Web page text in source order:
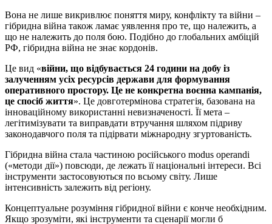
Вона не лише викривлює поняття миру, конфлікту та війни –
гібридна війна також ламає уявлення про те, що належить, а
що не належить до поля бою. Подібно до глобальних амбіцій
РФ, гібридна війна не знає кордонів.
Це вид «війни, що відбувається 24 години на добу із
залученням усіх ресурсів держави для формування
оперативного простору. Це не конкретна воєнна кампанія,
це спосіб життя». Це довготермінова стратегія, базована на
інноваційному використанні невизначеності. Її мета –
легітимізувати та виправдати втручання шляхом підриву
законодавчого поля та підірвати міжнародну згуртованість.
Гібридна війна стала частиною російського modus operandi
(«методи дії») повсюди, де лежать її національні інтереси. Всі
інструменти застосовуються по всьому світу. Лише
інтенсивність залежить від регіону.
Концептуальне розуміння гібридної війни є конче необхідним.
Якщо зрозуміти, які інструменти та сценарії могли б